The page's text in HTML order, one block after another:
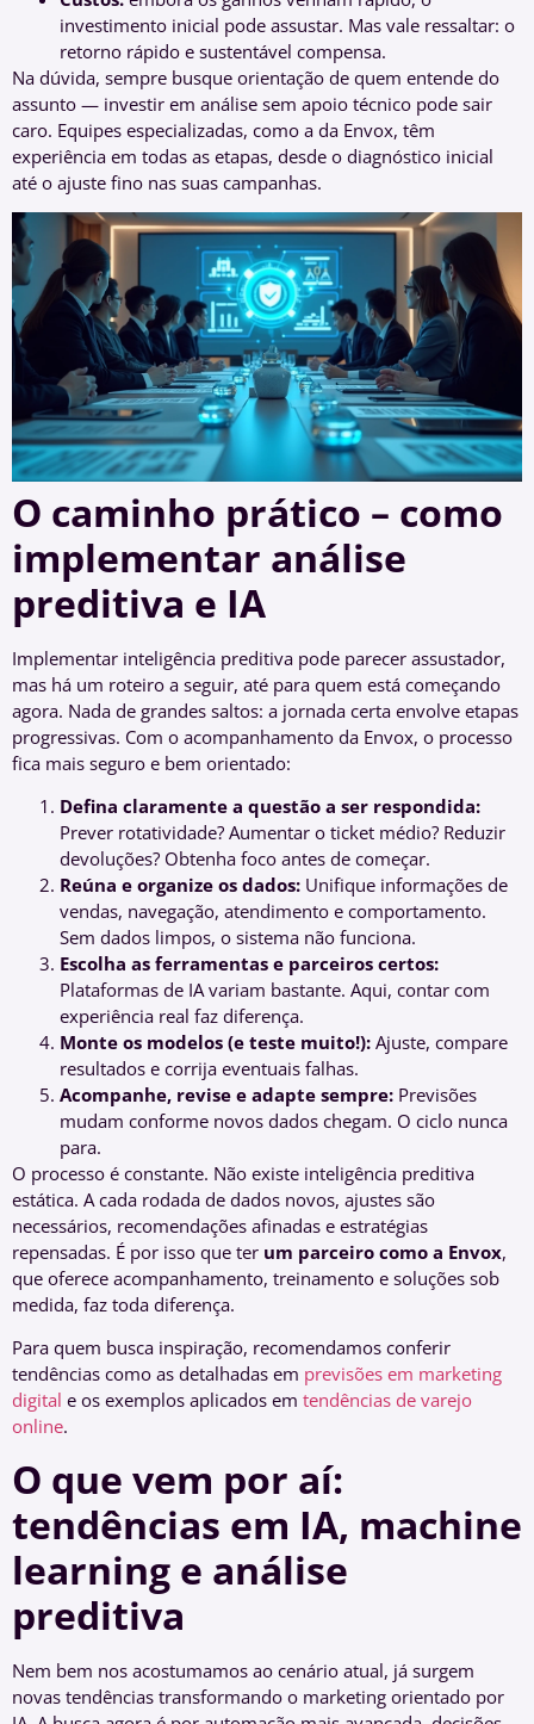
investimento inicial pode assustar. Mas vale ressaltar: o
retorno rápido e sustentável compensa.
Na dúvida, sempre busque orientação de quem entende do
assunto — investir em análise sem apoio técnico pode sair
caro. Equipes especializadas, como a da Envox, têm
experiência em todas as etapas, desde o diagnóstico inicial
até o ajuste fino nas suas campanhas.
O caminho prático – como
implementar análise
preditiva e IA
Implementar inteligência preditiva pode parecer assustador,
mas há um roteiro a seguir, até para quem está começando
agora. Nada de grandes saltos: a jornada certa envolve etapas
progressivas. Com o acompanhamento da Envox, o processo
fica mais seguro e bem orientado:
Defina claramente a questão a ser respondida:
Prever rotatividade? Aumentar o ticket médio? Reduzir
devoluções? Obtenha foco antes de começar.
Reúna e organize os dados: Unifique informações de
vendas, navegação, atendimento e comportamento.
Sem dados limpos, o sistema não funciona.
Escolha as ferramentas e parceiros certos:
Plataformas de IA variam bastante. Aqui, contar com
experiência real faz diferença.
Monte os modelos (e teste muito!): Ajuste, compare
resultados e corrija eventuais falhas.
Acompanhe, revise e adapte sempre: Previsões
mudam conforme novos dados chegam. O ciclo nunca
para.
O processo é constante. Não existe inteligência preditiva
estática. A cada rodada de dados novos, ajustes são
necessários, recomendações afinadas e estratégias
repensadas. É por isso que ter um parceiro como a Envox,
que oferece acompanhamento, treinamento e soluções sob
medida, faz toda diferença.
Para quem busca inspiração, recomendamos conferir
tendências como as detalhadas em previsões em marketing
digital e os exemplos aplicados em tendências de varejo
online.
O que vem por aí:
tendências em IA, machine
learning e análise
preditiva
Nem bem nos acostumamos ao cenário atual, já surgem
novas tendências transformando o marketing orientado por